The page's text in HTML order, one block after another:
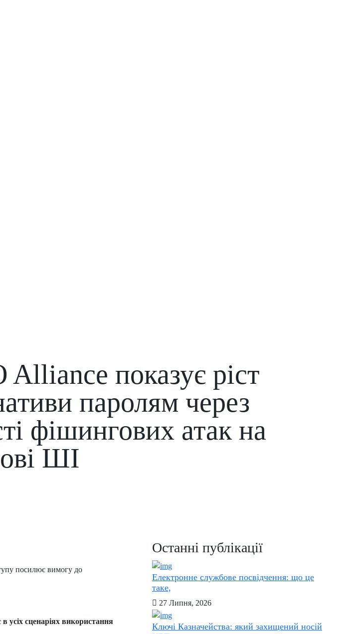
показує ріст
паролям через
фішингових атак на
ШІ
посилює вимогу до
усіх сценаріях використання
Останні публікації
Електронне службове посвідчення: що це
таке,
27 Липня, 2026
Ключі Казначейства: який захищений носій